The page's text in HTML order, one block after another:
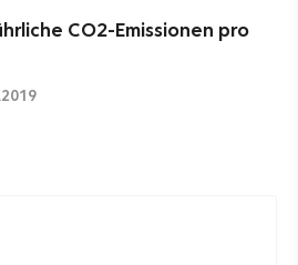
CO2-Emissionen pro